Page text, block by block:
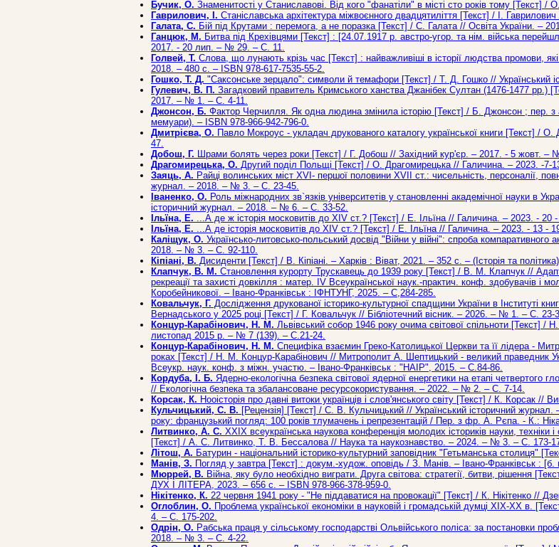
Бучик, О. Знаменитості у Станиславові. Від кого "фанатіли" в місті сто років тому
Гаврилович, І. Станіславська архітектура міжвоєнного двадцятиліття [Текст] / І.
Галата, С. Бій під Крутами : перемога, а не поразка [Текст] / С. Галата // Освіта України. –
Ганцюк, М. Битва під Крехівцями [Текст] : [24.07.1917 р. австро-угор. та нім. війська
2017. - 20 лип. – № 29. – С. 11.
Голвей, Т. Слова, що лунають крізь час [Текст] : найважливіші в історії людства промови,
2018. – 480 с. – ISBN 978-617-7535-55-2.
Гошко, Т. Д. "Саксонське зерцало": символи й темафори [Текст] / Т. Д. Гошко //
Гулевич, В. П. Загадковий правитель Кримського ханства Джанібек Султан (1476-1477 рр.)
2017. – № 1. – С. 4-11.
Джонсон, Б. Фактор Черчилля. Як одна людина змінила історію [Текст] / Б. Джонсон ; пер. з
мемуари). – ISBN 978-966-942-796-0.
Дмитрієва, О. Павло Мокроус - укладач друкованого каталогу української книги [Текст] /
47.
Добош, Г. Шрами болять через роки [Текст] / Г. Добош // Західний кур'єр. – 2017. - 5 жовт. –
Драгомирецька, О. Другий поділ Польщі [Текст] / О. Драгомирецька // Галичина. – 2023. -
Заяць, А. Райці волинських міст XVI- першої половини XVII ст.: чисельність, персоналії,
журнал. – 2018. – № 3. – С. 23-45.
Іваненко, О. Роль міжнародних зв`язків університетів у становленні академічної науки в
історичний журнал. – 2018. – № 6. – С. 33-52.
Ільїна, Е. ...А де ж історія московитів до XIV ст.? [Текст] / Е. Ільїна // Галичина. – 2023. -
Ільїна, Е. ...А де історія московитів до ХIV ст.? [Текст] / Е. Ільїна // Галичина. – 2023. - 13
Каліщук, О. Українсько-литовсько-польський досвід "Війни у війні": спроба
2018. – № 3. – С. 92-110.
Кіпіані, В. Дисиденти [Текст] / В. Кіпіані. – Харків : Віват, 2021. – 352 с. – (Історія та
Клапчук, В. М. Становлення курорту Трускавець до 1939 року [Текст] / В. М. Клапчук //
рекреації та захисті довкілля : матер. ІV Всеукраїнської наук.-практич. конф. здобувачів
Коробейникової. – Івано-Франківськ : ІФНТУНГ, 2025. – С,284-285.
Ковальчук, Г. Дослідження друкованої історико-культурної спадщини України в Інституті
Вернадського у 2025 році [Текст] / Г. Ковальчук // Бібліотечний вісник. – 2026. – № 1. – С. 23-
Концур-Карабінович, Н. М. Львівський собор 1946 року очима світової спільноти
листопад 2015 р. – № 7 (139). – C.21-24.
Концур-Карабінович, Н. М. Специфіка взаємин Греко-Католицької Церкви та її лідера -
роках [Текст] / Н. М. Концур-Карабінович // Митрополит А. Шептицький - великий праведник
Всеукр. наук. конф. з міжн. участю. – Івано-Франківськ : "НАІР", 2015. – С.84-86.
Кордуба, І. Б. Ядерно-екологічна безпека світової ядерної енергетики на етапі четвертого
// Екологічна безпека та збалансоване ресурсокористування. – 2022. – № 2. – С. 7-14.
Корсак, К. Нооісторія про давні витоки українців і слов'янського світу [Текст] / К.
Кульчицький, С. В. [Рецензія] [Текст] / С. В. Кульчицький // Український історичний
року: французький погляд: 100 років тлумачень і репрезентацій / Пер. з фр. А. Рєпа. - К.:
Литвинко, А. С. ХХІХ всеукраїнська наукова конференція молодих істориків науки, техніки
[Текст] / А. С. Литвинко, Т. В. Бессалова // Наука та наукознавство. – 2024. – № 3. – С. 173-
Літош, А. Батурин - національний історико-культурний заповідник "Гетьманська столиця"
Манів, З. Погляд у завтра [Текст] : докум.-худож. оповідь / З. Манів. – Івано-Франківськ :
Мюррей, В. Війна, яку було необхідно виграти. Друга світова: стратегії, битви, рішення
ДУХ І ЛІТЕРА, 2023. – 656 с. – ISBN 978-966-378-959-0.
Нікітенко, К. 22 червня 1941 року - "Не піддаватися на провокації" [Текст] / К. Нікітенко //
Оглоблин, О. Проблема української економіки в науковій і громадській думці ХІХ-ХХ в.
4. – С. 175-202.
Одрін, О. Рабська праця у сільському господарстві Ольвійського поліса: за постановки
2018. – № 3. – С. 4-22.